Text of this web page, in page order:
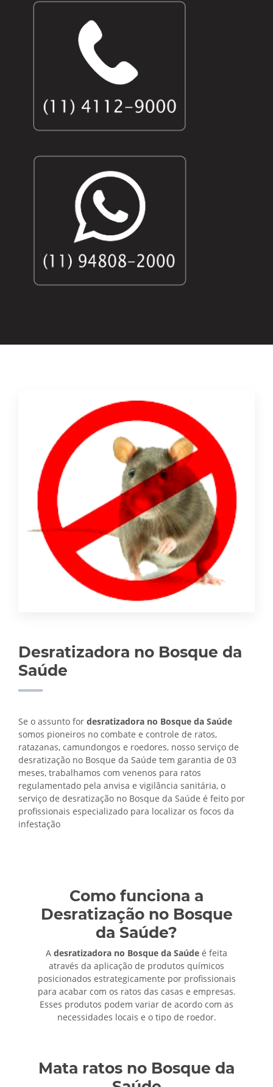
Desratizadora no Bosque da
Saúde
Se o assunto for desratizadora no Bosque da Saúde
somos pioneiros no combate e controle de ratos,
ratazanas, camundongos e roedores, nosso serviço de
desratização no Bosque da Saúde tem garantia de 03
meses, trabalhamos com venenos para ratos
regulamentado pela anvisa e vigilância sanitária, o
serviço de desratização no Bosque da Saúde é feito por
profissionais especializado para localizar os focos da
infestação
Como funciona a
Desratização no Bosque
da Saúde?
A desratizadora no Bosque da Saúde é feita
através da aplicação de produtos químicos
posicionados estrategicamente por profissionais
para acabar com os ratos das casas e empresas.
Esses produtos podem variar de acordo com as
necessidades locais e o tipo de roedor.
Mata ratos no Bosque da